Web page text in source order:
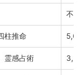
不明
柱推命
霊感占術